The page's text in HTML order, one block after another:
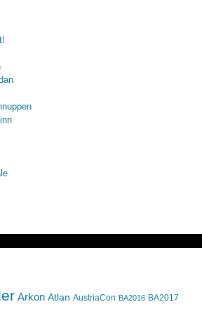
Arkon Atlan AustriaCon BA2016 BA2017